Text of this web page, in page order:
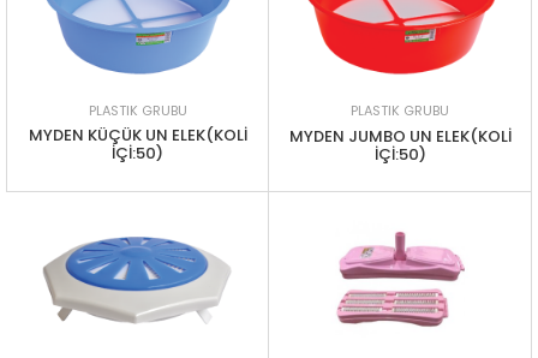
PLASTIK GRUBU
MYDEN KÜÇÜK UN ELEK(KOLİ
İÇİ:50)
PLASTIK GRUBU
MYDEN JUMBO UN ELEK(KOLİ
İÇİ:50)